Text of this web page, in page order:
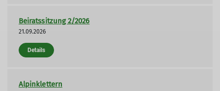
Beiratssitzung 2/2026
21.09.2026
Details
Alpinklettern